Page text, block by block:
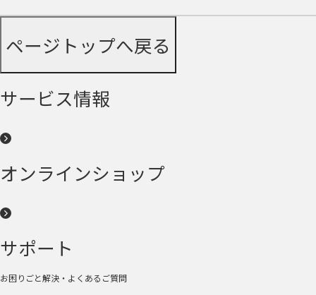
ページトップへ戻る
サービス情報
オンラインショップ
サポート
お困りごと解決・よくあるご質問